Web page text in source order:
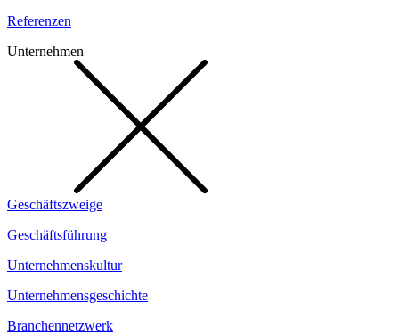
Referenzen
Unternehmen
Geschäftszweige
Geschäftsführung
Unternehmenskultur
Unternehmensgeschichte
Branchennetzwerk